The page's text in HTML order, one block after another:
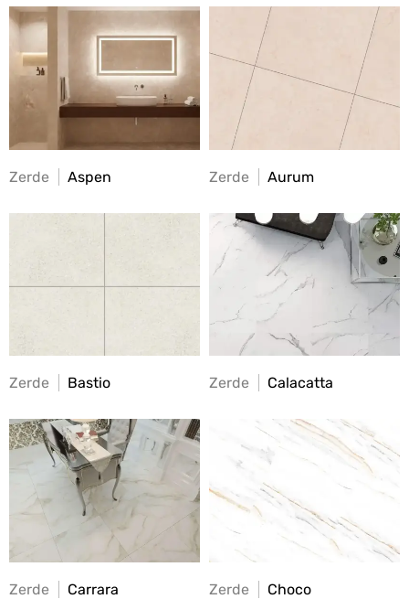
Zerde Aspen Zerde Aurum
Zerde Bastio Zerde Calacatta
Zerde Carrara Zerde Choco